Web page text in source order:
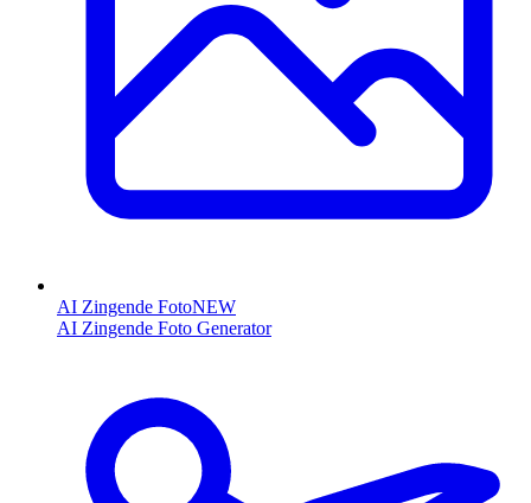
AI Zingende FotoNEW
AI Zingende Foto Generator